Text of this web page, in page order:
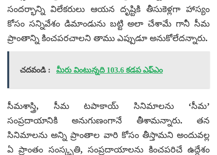
సందర్భాన్ని విలేకరులు ఆయన దృష్టికి తీసుకెళ్లగా హాస్యం
కోసం సన్నివేశం డిమాండును బట్టి అలా చేశామే గానీ సీమ
ప్రాంతాన్ని కించపరచాలని తాము ఎప్పుడూ అనుకోలేదన్నారు.
చదవండి : మీరు వింటున్నది 103.6 కడప ఎఫ్ఎం
సీమశాస్త్రి, సీమ టపాకాయ్ సినిమాలను ‘సీమ’
సంప్రదాయానికి అనుగుణంగానే తీశామన్నారు. తన
సినిమాలను అన్ని ప్రాంతాల వారి కోసం తీస్తామని అందువల్ల
ఏ ప్రాంతం సంస్కృతి, సంప్రదాయాలను కించపరిచే ఉద్దేశం